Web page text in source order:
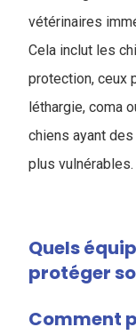
vétérinaires
Cela inclut les
protection, ceux
léthargie, coma
chiens ayant
plus vulnérables.
Quels
protéger
Comment